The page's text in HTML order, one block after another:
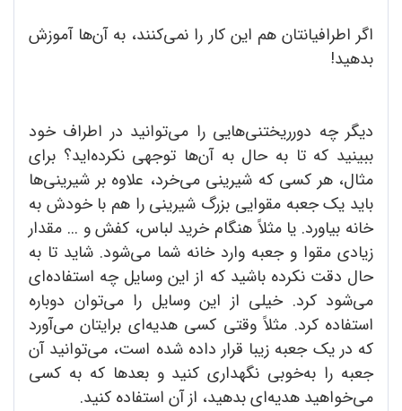
اگر اطرافیانتان هم این کار را نمی‌کنند، به آن‌ها آموزش
بدهید!
دیگر چه دورریختنی‌هایی را می‌توانید در اطراف خود
ببینید که تا به حال به آن‌ها توجهی نکرده‌اید؟ برای
مثال، هر کسی که شیرینی می‌خرد، علاوه بر شیرینی‌ها
باید یک جعبه مقوایی بزرگ شیرینی را هم با خودش به
خانه بیاورد. یا مثلاً هنگام خرید لباس، کفش و ... مقدار
زیادی مقوا و جعبه وارد خانه شما می‌شود. شاید تا به
حال دقت نکرده باشید که از این وسایل چه استفاده‌ای
می‌شود کرد. خیلی از این وسایل را می‌توان دوباره
استفاده کرد. مثلاً وقتی کسی هدیه‌ای برایتان می‌آورد
که در یک جعبه زیبا قرار داده شده است، می‌توانید آن
جعبه را به‌خوبی نگهداری کنید و بعدها که به کسی
می‌خواهید هدیه‌ای بدهید، از آن استفاده کنید.